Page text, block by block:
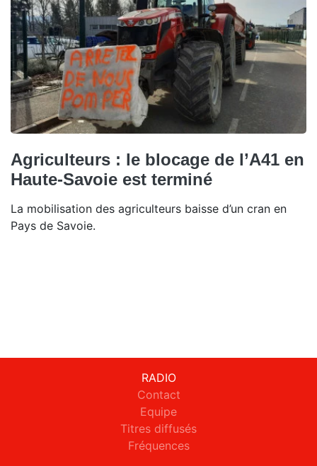
Agriculteurs : le blocage de l’A41 en
Haute-Savoie est terminé
La mobilisation des agriculteurs baisse d’un cran en
Pays de Savoie.
RADIO
Contact
Equipe
Titres diffusés
Fréquences